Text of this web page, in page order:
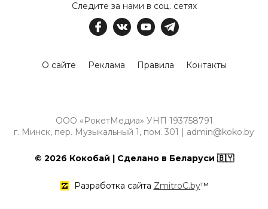
Следите за нами в соц. сетях
О сайте Реклама Правила Контакты
ООО «РокетМедиа» УНП 193758791
г. Минск, пер. Музыкальный 1, пом. 301 | admin@koko.by
© 2026 Кокобай | Сделано в Беларуси 🇧🇾
Разработка сайта ZmitroC.by™